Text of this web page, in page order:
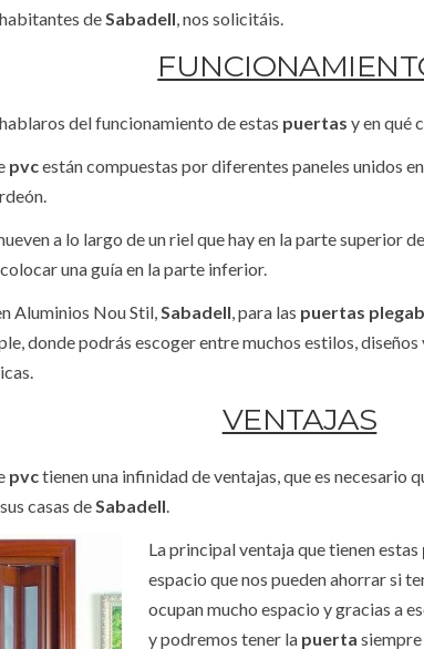
de Sabadell , nos solicitáis.
del funcionamiento de estas puertas y en qué
pvcestán compuestas por diferentes paneles unidos
a lo largo de un riel que hay en la parte superior
una guía en la parte inferior.
Aluminios Nou Stil, Sabadell , para las puertas
donde podrás escoger entre muchos estilos,
VENTAJAS
pvctienen una infinidad de ventajas, que es necesario
casas de Sabadell
La principal ventaja que tienen estas
espacio que nos pueden ahorrar si
ocupan mucho espacio y gracias a
y podremos tener la puerta